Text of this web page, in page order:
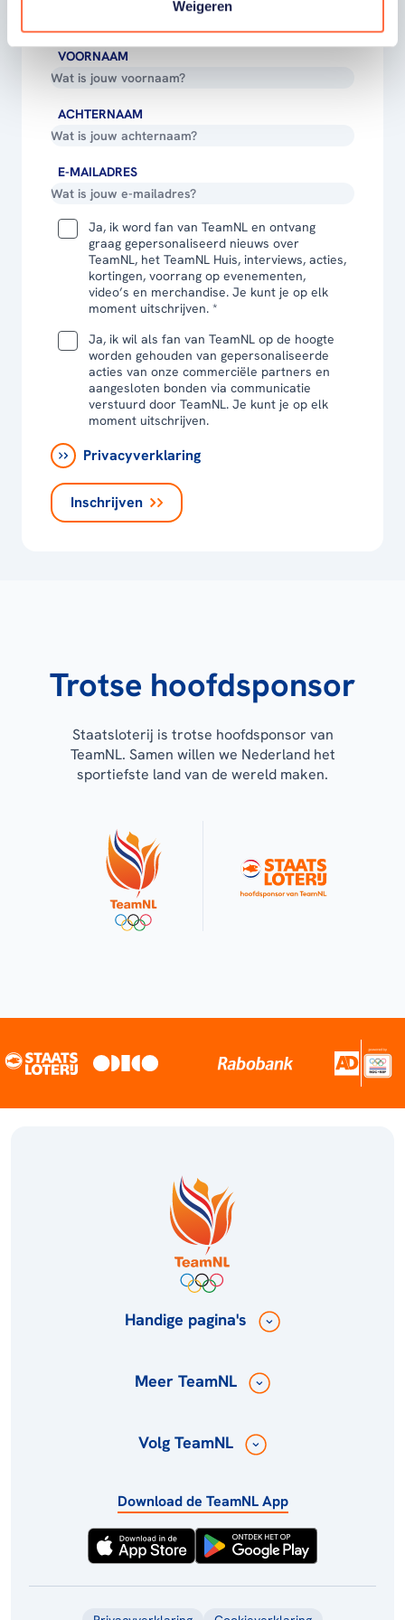
Weigeren
VOORNAAM
ACHTERNAAM
E-MAILADRES
Ja, ik word fan van TeamNL en ontvang
graag gepersonaliseerd nieuws over
TeamNL, het TeamNL Huis, interviews, acties,
kortingen, voorrang op evenementen,
video’s en merchandise. Je kunt je op elk
moment uitschrijven. *
Ja, ik wil als fan van TeamNL op de hoogte
worden gehouden van gepersonaliseerde
acties van onze commerciële partners en
aangesloten bonden via communicatie
verstuurd door TeamNL. Je kunt je op elk
moment uitschrijven.
Privacyverklaring
Inschrijven
Trotse hoofdsponsor
Staatsloterij is trotse hoofdsponsor van
TeamNL. Samen willen we Nederland het
sportiefste land van de wereld maken.
Handige pagina's
Meer TeamNL
Volg TeamNL
Download de TeamNL App